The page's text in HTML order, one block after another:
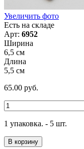
Увеличить фото
Есть на складе
Арт: 6952
Ширина
6,5 см
Длина
5,5 см
65.00 руб.
1 упаковка. - 5 шт.
В корзину